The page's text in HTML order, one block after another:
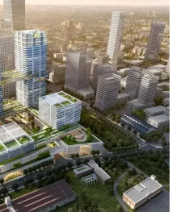
WTT瑞典大满贯女单签表出炉
36岁男演员成景区NPC后人气爆棚
上四休三，但降薪1000元，你接受吗？
全民健身 共筑健康中国